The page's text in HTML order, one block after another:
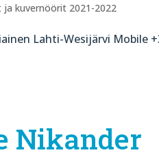
ja kuvernöörit 2021-2022
Lahti-Wesijärvi Mobile
Nikander